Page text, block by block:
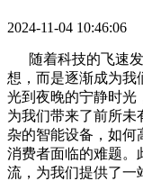
2024-11-04
随着科技的飞速发
想，而是逐渐成为我
光到夜晚的宁静时光
为我们带来了前所未
杂的智能设备，如何
消费者面临的难题。
流，为我们提供了一